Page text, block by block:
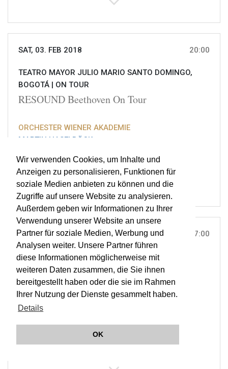
Wir verwenden Cookies, um Inhalte und
Anzeigen zu personalisieren, Funktionen für
soziale Medien anbieten zu können und die
Zugriffe auf unsere Website zu analysieren.
Außerdem geben wir Informationen zu Ihrer
Verwendung unserer Website an unsere
Partner für soziale Medien, Werbung und
Analysen weiter. Unsere Partner führen
diese Informationen möglicherweise mit
weiteren Daten zusammen, die Sie ihnen
bereitgestellt haben oder die sie im Rahmen
Ihrer Nutzung der Dienste gesammelt haben.
Details
OK
SAT, 03. FEB 2018 20:00
TEATRO MAYOR JULIO MARIO SANTO DOMINGO,
BOGOTÁ | ON TOUR
RESOUND Beethoven On Tour
ORCHESTER WIENER AKADEMIE
MARTIN HASELBÖCK
OWA
SUN, 04. FEB 2018 17:00
TEATRO MAYOR JULIO MARIO SANTO DOMINGO,
BOGOTÁ |ON TOUR
RESOUND Beethoven On Tour
ORCHESTER WIENER AKADEMIE
MARTIN HASELBÖCK